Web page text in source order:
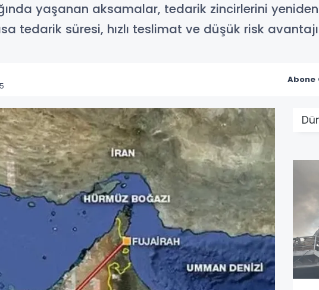
yaşanan aksamalar, tedarik zincirlerini
tedarik süresi, hızlı teslimat ve düşük risk
Abone